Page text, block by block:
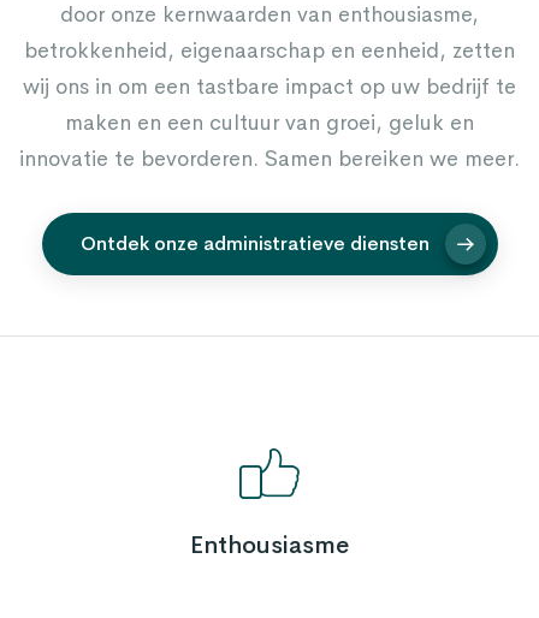
door onze kernwaarden van enthousiasme,
betrokkenheid, eigenaarschap en eenheid, zetten
wij ons in om een tastbare impact op uw bedrijf te
maken en een cultuur van groei, geluk en
innovatie te bevorderen. Samen bereiken we meer.
Ontdek onze administratieve diensten
Enthousiasme